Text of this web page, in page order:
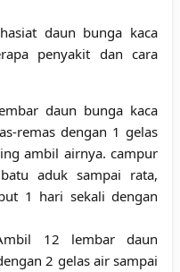
daun bunga kaca
penyakit dan cara
daun bunga kaca
remas dengan 1 gelas
ambil airnya. campur
aduk sampai rata,
1 hari sekali dengan
12 lembar daun
2 gelas air sampai